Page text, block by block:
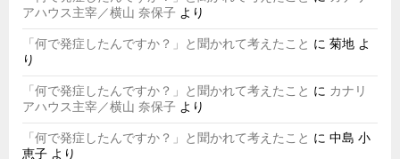
アハウス主宰／横山 奈保子 より
「何で発症したんですか？」と聞かれて考えたこと に 菊地 よ
り
「何で発症したんですか？」と聞かれて考えたこと に カナリ
アハウス主宰／横山 奈保子 より
「何で発症したんですか？」と聞かれて考えたこと に 中島 小
恵子 より